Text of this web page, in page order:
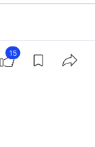
萬 區域
15